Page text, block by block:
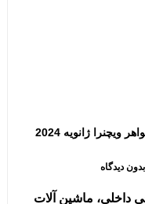
ژانویه 2024
بدون دیدگاه